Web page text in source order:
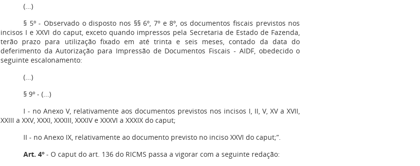
(...)
§ 5º - Observado o disposto nos §§ 6º, 7º e 8º, os documentos fiscais previstos nos
incisos I e XXVI do caput, exceto quando impressos pela Secretaria de Estado de Fazenda,
terão prazo para utilização fixado em até trinta e seis meses, contado da data do
deferimento da Autorização para Impressão de Documentos Fiscais - AIDF, obedecido o
seguinte escalonamento:
(...)
§ 9º - (...)
I - no Anexo V, relativamente aos documentos previstos nos incisos I, II, V, XV a XVII,
XXIII a XXV, XXXI, XXXIII, XXXIV e XXXVI a XXXIX do caput;
II - no Anexo IX, relativamente ao documento previsto no inciso XXVI do caput;”.
Art. 4º - O caput do art. 136 do RICMS passa a vigorar com a seguinte redação: